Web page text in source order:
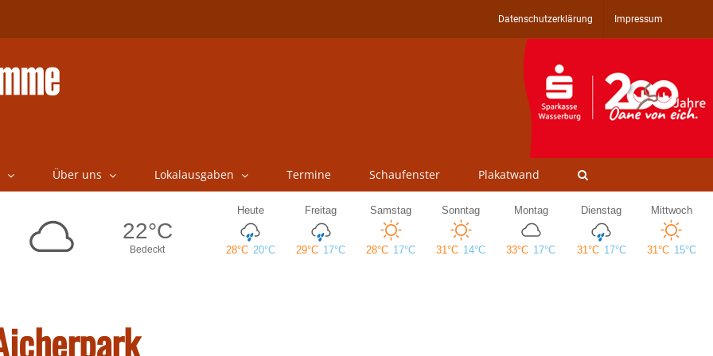
Datenschutzerklärung Impressum
Über uns Lokalausgaben Termine Schaufenster Plakatwand